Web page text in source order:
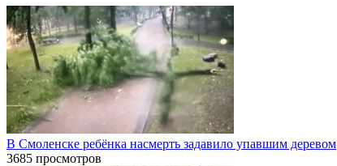
В Смоленске ребёнка насмерть задавило упавшим деревом
3685 просмотров